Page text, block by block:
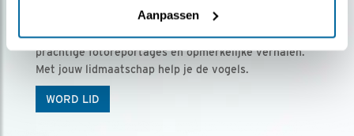
Aanpassen
Ontvang 5 x Vogels voor € 36,00 per jaar
Vogels is het tijdschrift voor onze leden, met
prachtige fotoreportages en opmerkelijke verhalen.
Met jouw lidmaatschap help je de vogels.
WORD LID